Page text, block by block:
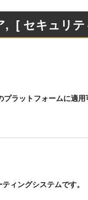
, [ セキュリテ
ラットフォームに適用
ィングシステムです。